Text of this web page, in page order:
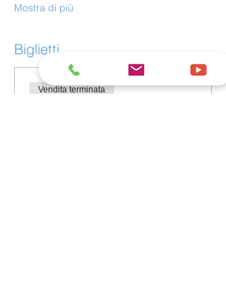
Mostra di più
Biglietti
Vendita terminata